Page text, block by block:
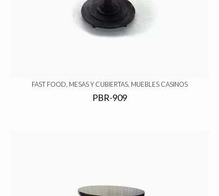
FAST FOOD, MESAS Y CUBIERTAS, MUEBLES CASINOS
PBR-909